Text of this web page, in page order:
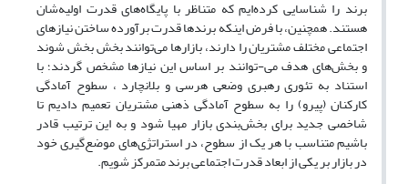
برند را شناسایی کرده‌ایم که متناظر با پایگاه‌های قدرت اولیه‌شان
هستند. همچنین، با فرض اینکه برندها قدرت برآورده ساختن نیازهای
اجتماعی مختلف مشتریان را دارند، بازارها می‌توانند بخش بخش شوند
و بخش‌های هدف می-توانند بر اساس این نیازها مشخص گردند؛ با
استناد به تئوری رهبری وضعی هرسی و بلانچارد ، سطوح آمادگی
کارکنان (پیرو) را به سطوح آمادگی ذهنی مشتریان تعمیم دادیم تا
شاخصی جدید برای بخش‌بندی بازار مهیا شود و به این ترتیب قادر
باشیم متناسب با هر یک از سطوح، در استراتژی‌های موضع‌گیری خود
در بازار بر یکی از ابعاد قدرت اجتماعی برند متمرکز شویم.